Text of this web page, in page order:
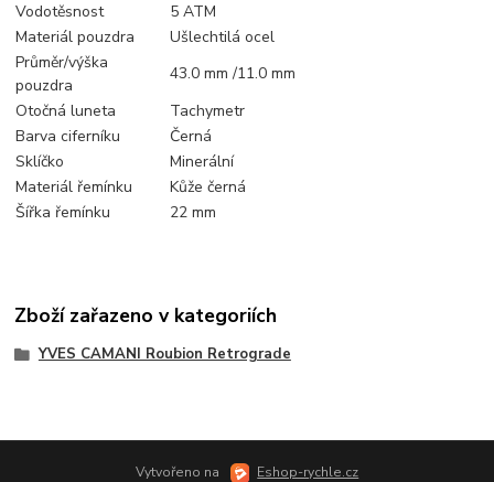
Vodotěsnost
5 ATM
Materiál pouzdra
Ušlechtilá ocel
Průměr/výška
pouzdra
43.0 mm /11.0 mm
Otočná luneta
Tachymetr
Barva ciferníku
Černá
Sklíčko
Minerální
Materiál řemínku
Kůže černá
Šířka řemínku
22 mm
Zboží zařazeno v kategoriích
YVES CAMANI Roubion Retrograde
Vytvořeno na Eshop-rychle.cz